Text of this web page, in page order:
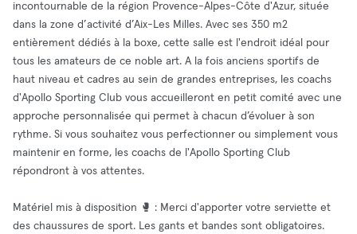
incontournable de la région Provence-Alpes-Côte d'Azur, située
dans la zone d’activité d’Aix-Les Milles. Avec ses 350 m2
entièrement dédiés à la boxe, cette salle est l'endroit idéal pour
tous les amateurs de ce noble art. A la fois anciens sportifs de
haut niveau et cadres au sein de grandes entreprises, les coachs
d'Apollo Sporting Club vous accueilleront en petit comité avec une
approche personnalisée qui permet à chacun d’évoluer à son
rythme. Si vous souhaitez vous perfectionner ou simplement vous
maintenir en forme, les coachs de l'Apollo Sporting Club
répondront à vos attentes.
Matériel mis à disposition 🥊 : Merci d'apporter votre serviette et
des chaussures de sport. Les gants et bandes sont obligatoires.